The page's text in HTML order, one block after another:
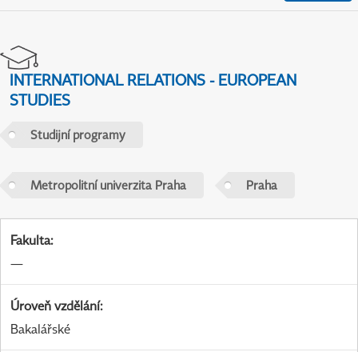
INTERNATIONAL RELATIONS - EUROPEAN
STUDIES
Studijní programy
Metropolitní univerzita Praha Praha
Fakulta:
—
Úroveň vzdělání:
Bakalářské